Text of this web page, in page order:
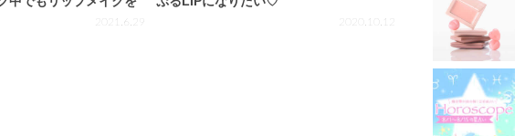
2021.6.29 2020.10.12